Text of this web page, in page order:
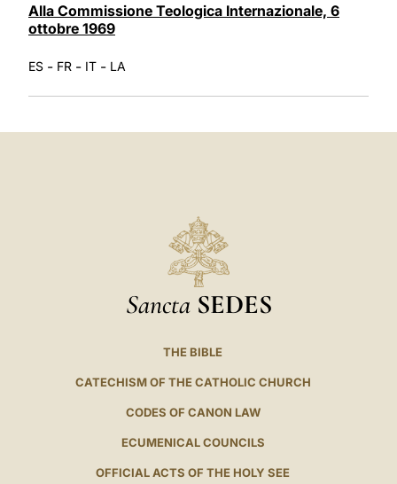
Alla Commissione Teologica Internazionale, 6
ottobre 1969
ES - FR - IT - LA
Sancta SEDES
THE BIBLE
CATECHISM OF THE CATHOLIC CHURCH
CODES OF CANON LAW
ECUMENICAL COUNCILS
OFFICIAL ACTS OF THE HOLY SEE